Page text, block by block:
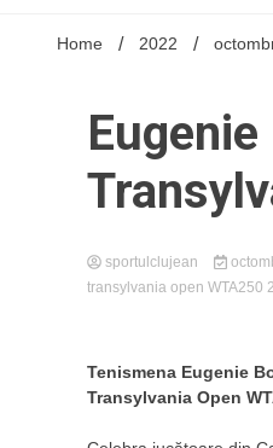
Home 2022
sportulclujean
transylvania open WTA250
Tenismena Eugenie
Transylvania Open